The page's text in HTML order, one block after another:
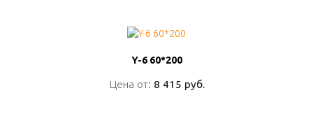
Y-6 60*200
Цена от: 8 415 руб.
Y-6 60*200
Цена от: 8 415 руб.